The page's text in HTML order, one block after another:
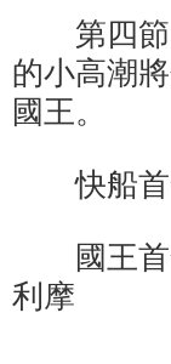
第四節
的小高潮
國王。
快船首
國王首
利摩